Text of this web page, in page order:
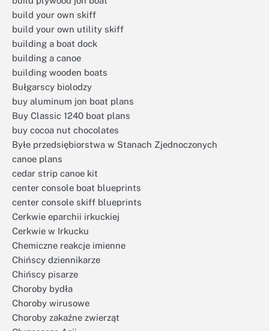
build your own skiff
build your own utility skiff
building a boat dock
building a canoe
building wooden boats
Bułgarscy biolodzy
buy aluminum jon boat plans
Buy Classic 1240 boat plans
buy cocoa nut chocolates
Byłe przedsiębiorstwa w Stanach Zjednoczonych
canoe plans
cedar strip canoe kit
center console boat blueprints
center console skiff blueprints
Cerkwie eparchii irkuckiej
Cerkwie w Irkucku
Chemiczne reakcje imienne
Chińscy dziennikarze
Chińscy pisarze
Choroby bydła
Choroby wirusowe
Choroby zakaźne zwierząt